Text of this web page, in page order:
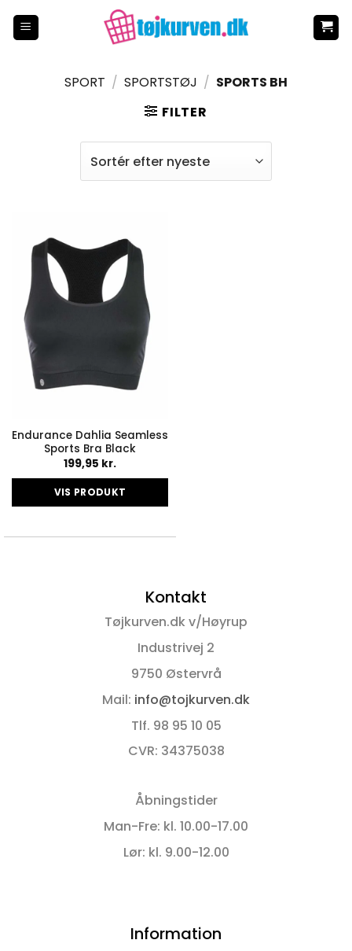
SPORT / SPORTSTØJ / SPORTS BH
FILTER
Endurance Dahlia Seamless
Sports Bra Black
199,95 kr.
VIS PRODUKT
Mulighederne
vælges
Kontakt
Tøjkurven.dk v/Høyrup
Industrivej 2
9750 Østervrå
Mail: info@tojkurven.dk
Tlf. 98 95 10 05
CVR: 34375038
Åbningstider
Man-Fre: kl. 10.00-17.00
Lør: kl. 9.00-12.00
Information